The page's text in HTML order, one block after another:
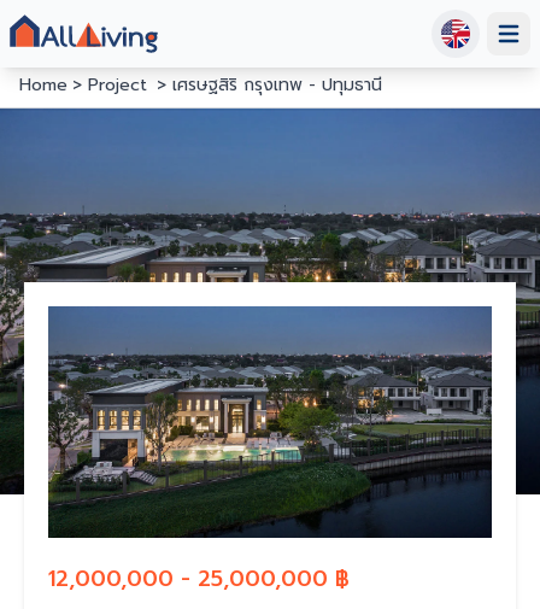
Home
Project เศรษฐสิริ กรุงเทพ - ปทุมธานี
12,000,000 - 25,000,000 ฿